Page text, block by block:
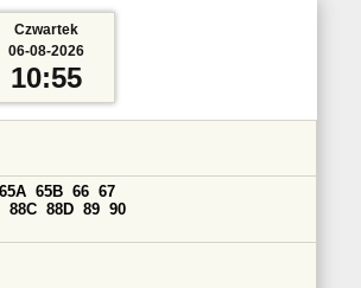
65A 65B 66 67
88C 88D 89 90
Czwartek
06-08-2026
10:55